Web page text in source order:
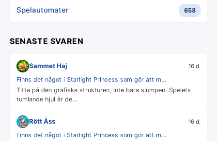
Spelautomater 658
SENASTE SVAREN
Sammet Haj 16 d.
Finns det något i Starlight Princess som gör att m…
Titta på den grafiska strukturen, inte bara slumpen. Spelets
tumlande hjul är de…
Rött Äss 16 d.
Finns det något i Starlight Princess som gör att m…